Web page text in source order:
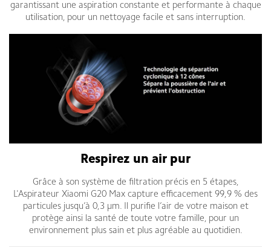
garantissant une aspiration constante et performante à chaque
utilisation, pour un nettoyage facile et sans interruption.
Respirez un air pur
Grâce à son système de filtration précis en 5 étapes,
L'Aspirateur Xiaomi G20 Max capture efficacement 99,9 % des
particules jusqu’à 0,3 μm. Il purifie l’air de votre maison et
protège ainsi la santé de toute votre famille, pour un
environnement plus sain et plus agréable au quotidien.